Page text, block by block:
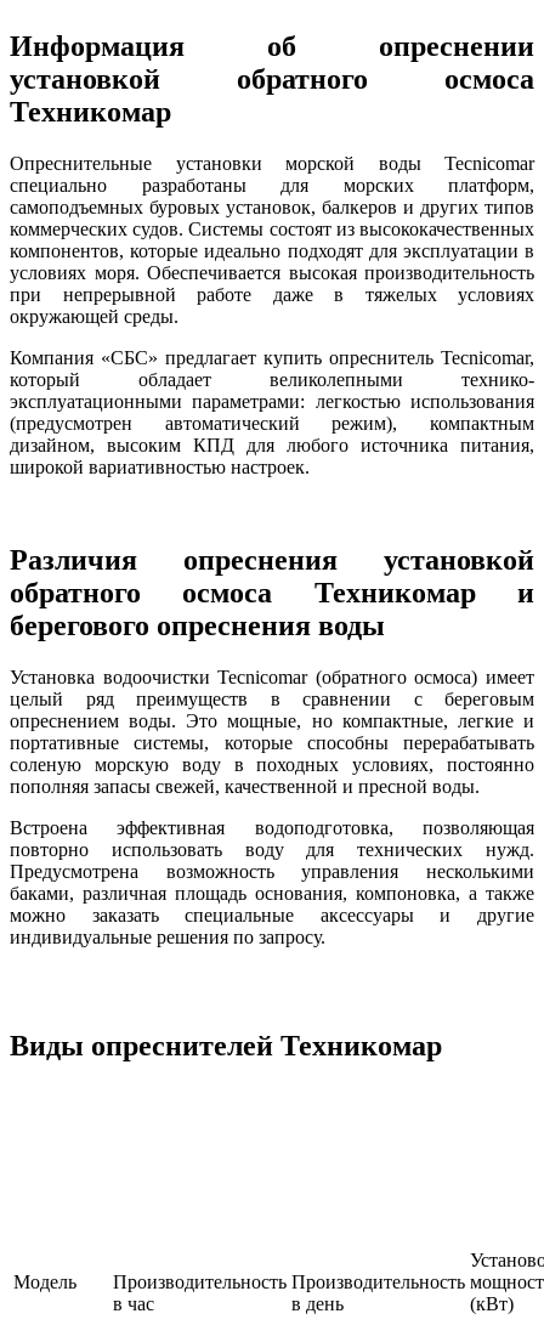
Информация об опреснении
установкой обратного осмоса
Техникомар
Опреснительные установки морской воды Tecnicomar
специально разработаны для морских платформ,
самоподъемных буровых установок, балкеров и других типов
коммерческих судов. Системы состоят из высококачественных
компонентов, которые идеально подходят для эксплуатации в
условиях моря. Обеспечивается высокая производительность
при непрерывной работе даже в тяжелых условиях
окружающей среды.
Компания «СБС» предлагает купить опреснитель Tecnicomar,
который обладает великолепными технико-
эксплуатационными параметрами: легкостью использования
(предусмотрен автоматический режим), компактным
дизайном, высоким КПД для любого источника питания,
широкой вариативностью настроек.
Различия опреснения установкой
обратного осмоса Техникомар и
берегового опреснения воды
Установка водоочистки Tecnicomar (обратного осмоса) имеет
целый ряд преимуществ в сравнении с береговым
опреснением воды. Это мощные, но компактные, легкие и
портативные системы, которые способны перерабатывать
соленую морскую воду в походных условиях, постоянно
пополняя запасы свежей, качественной и пресной воды.
Встроена эффективная водоподготовка, позволяющая
повторно использовать воду для технических нужд.
Предусмотрена возможность управления несколькими
баками, различная площадь основания, компоновка, а также
можно заказать специальные аксессуары и другие
индивидуальные решения по запросу.
Виды опреснителей Техникомар
Модель
Производительность
в час
Производительность
в день
У
(кВт)